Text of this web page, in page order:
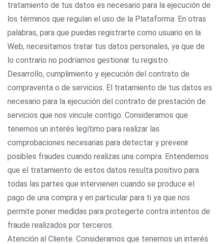
tratamiento de tus datos es necesario para la ejecución de
los términos que regulan el uso de la Plataforma. En otras
palabras, para que puedas registrarte como usuario en la
Web, necesitamos tratar tus datos personales, ya que de
lo contrario no podríamos gestionar tu registro.
Desarrollo, cumplimiento y ejecución del contrato de
compraventa o de servicios. El tratamiento de tus datos es
necesario para la ejecución del contrato de prestación de
servicios que nos vincule contigo. Consideramos que
tenemos un interés legítimo para realizar las
comprobaciones necesarias para detectar y prevenir
posibles fraudes cuando realizas una compra. Entendemos
que el tratamiento de estos datos resulta positivo para
todas las partes que intervienen cuando se produce el
pago de una compra y en particular para ti ya que nos
permite poner medidas para protegerte contra intentos de
fraude realizados por terceros.
Atención al Cliente. Consideramos que tenemos un interés